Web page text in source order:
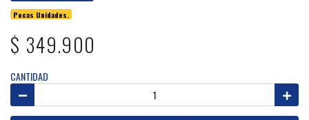
Pocas Unidades.
$ 349.900
CANTIDAD